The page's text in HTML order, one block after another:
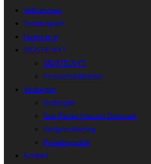
Velkommen
Partiprogram
Hvem er vi
SIDSTE NYT
SIDSTE NYT
Pressemeddelelse
Vedtægter
Vedtægter
Støt Partiet Hansen Danmark
Vælgererklæring
Privatlivspolitik
Kontakt